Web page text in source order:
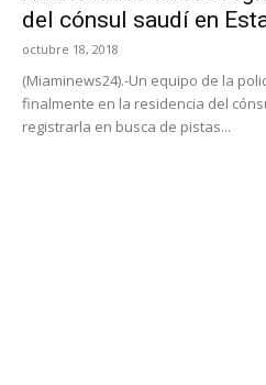
del cónsul saudí en
octubre 18, 2018
(Miaminews24).-Un equipo de la
finalmente en la residencia del
registrarla en busca de pistas...